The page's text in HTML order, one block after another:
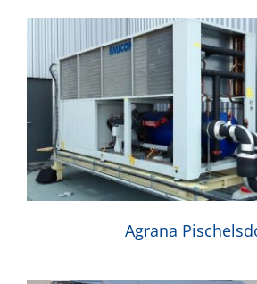
Agrana